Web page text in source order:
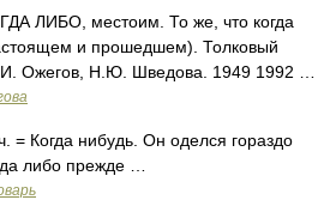
ЛИБО, местоим. То же, что когда
и прошедшем). Толковый
Ожегов, Н.Ю. Шведова. 1949 1992 …
= Когда нибудь. Он оделся гораздо
либо прежде …